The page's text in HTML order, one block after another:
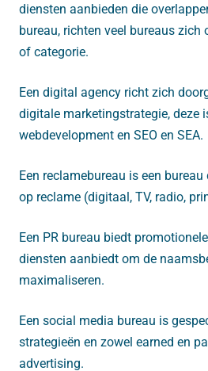
diensten aanbieden die
bureau, richten veel bureaus zich
of categorie.
Een digital agency richt zich
digitale marketingstrategie, deze
webdevelopment en SEO en SEA.
Een reclamebureau is een
op reclame (digitaal, TV, radio,
Een PR bureau biedt
diensten aanbiedt om de
maximaliseren.
Een social media bureau is
strategieën en zowel earned en
advertising.